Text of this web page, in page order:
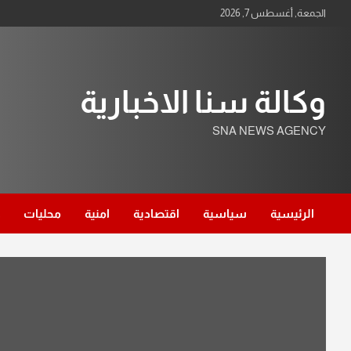
الجمعة, أغسطس 7, 2026
وكالة سنا الاخبارية
SNA NEWS AGENCY
الرئيسية سياسية اقتصادية امنية محليات